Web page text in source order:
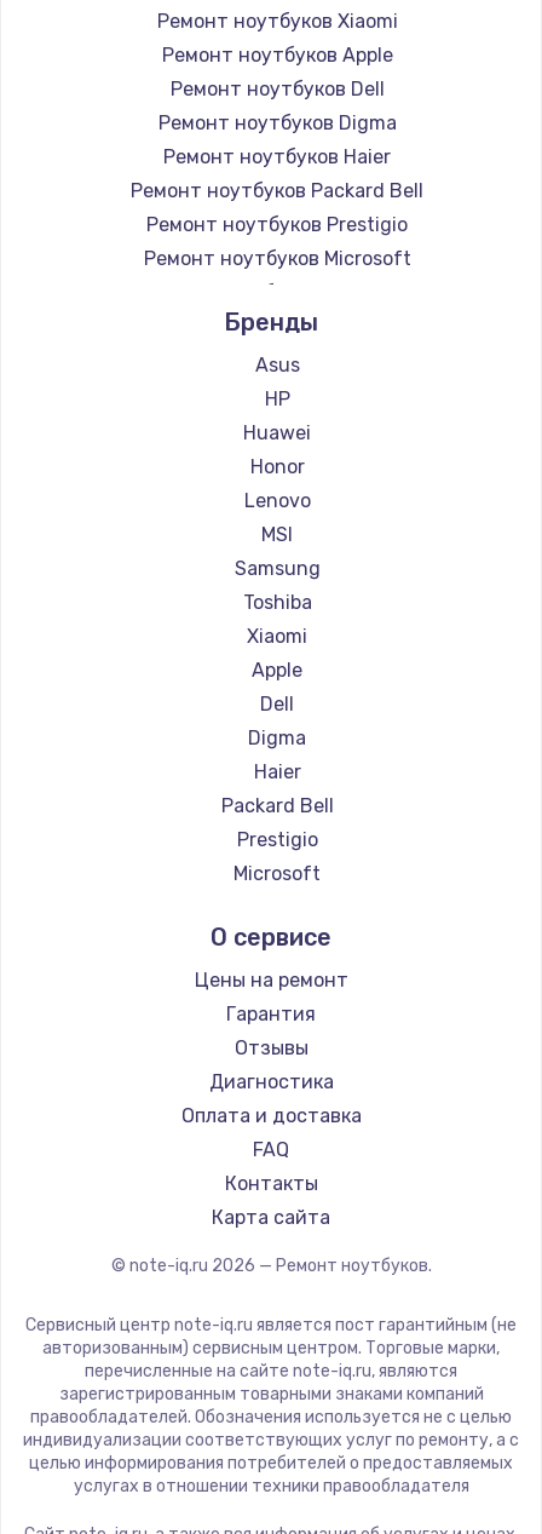
Ремонт ноутбуков Xiaomi
Ремонт ноутбуков Apple
Ремонт ноутбуков Dell
Ремонт ноутбуков Digma
Ремонт ноутбуков Haier
Ремонт ноутбуков Packard Bell
Ремонт ноутбуков Prestigio
Ремонт ноутбуков Microsoft
Ремонт ноутбуков Alienware
Ремонт ноутбуков Aquarius
Ремонт ноутбуков Gigabyte
Ремонт ноутбуков Aorus
Ремонт ноутбуков Maibenben
Ремонт ноутбуков Getac
Ремонт ноутбуков Epson
Ремонт ноутбуков Philips
Ремонт ноутбуков LG
Ремонт ноутбуков Panasonic
Ремонт ноутбуков Irbis
Ремонт ноутбуков Thunderobot
Ремонт ноутбуков Hasee
Ремонт ноутбуков ZTE
Ремонт ноутбуков Hiper
Ремонт ноутбуков Evga
Ремонт ноутбуков Google
Ремонт ноутбуков Echips
Ремонт ноутбуков Predator
Ремонт ноутбуков iru
Ремонт ноутбуков Machenike
Ремонт ноутбуков DEXP
Ремонт ноутбуков Teclast
Ремонт ноутбуков CHUWI
Ремонт ноутбуков Colorful
Бренды
Asus
HP
Huawei
Honor
Lenovo
MSI
Samsung
Toshiba
Xiaomi
Apple
Dell
Digma
Haier
Packard Bell
Prestigio
Microsoft
Aquarius
Gigabyte
Aorus
Maibenben
Getac
Epson
Philips
LG
Panasonic
ZTE
Hiper
Evga
Google
Echips
О сервисе
Цены на ремонт
Гарантия
Отзывы
Диагностика
Оплата и доставка
FAQ
Контакты
Карта сайта
© note-iq.ru 2026 — Ремонт ноутбуков.
Сервисный центр note-iq.ru является пост гарантийным (не
авторизованным) сервисным центром. Торговые марки,
перечисленные на сайте note-iq.ru, являются
зарегистрированным товарными знаками компаний
правообладателей. Обозначения используется не с целью
индивидуализации соответствующих услуг по ремонту, а с
целью информирования потребителей о предоставляемых
услугах в отношении техники правообладателя